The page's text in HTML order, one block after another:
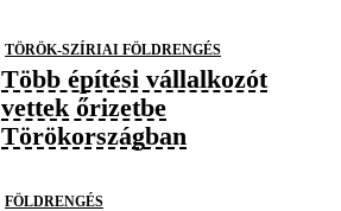
TÖRÖK-SZÍRIAI FÖLDRENGÉS
Több építési vállalkozót
vettek őrizetbe
Törökországban
FÖLDRENGÉS